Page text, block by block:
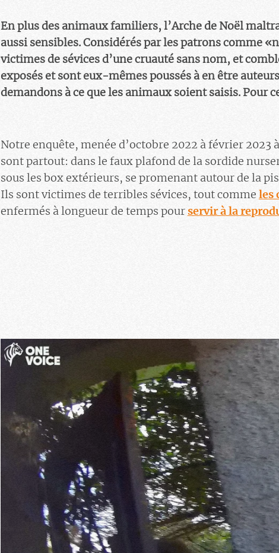
En plus des animaux familiers, l’Arche de Noël
aussi sensibles. Considérés par les patrons comme
victimes de sévices d’une cruauté sans nom, et
exposés et sont eux-mêmes poussés à en être
demandons à ce que les animaux soient saisis. Pour
Notre enquête, menée d’octobre 2022 à février 2023
sont partout: dans le faux plafond de la sordide
sous les box extérieurs, se promenant autour de la
Ils sont victimes de terribles sévices, tout comme les
enfermés à longueur de temps pourservir à la